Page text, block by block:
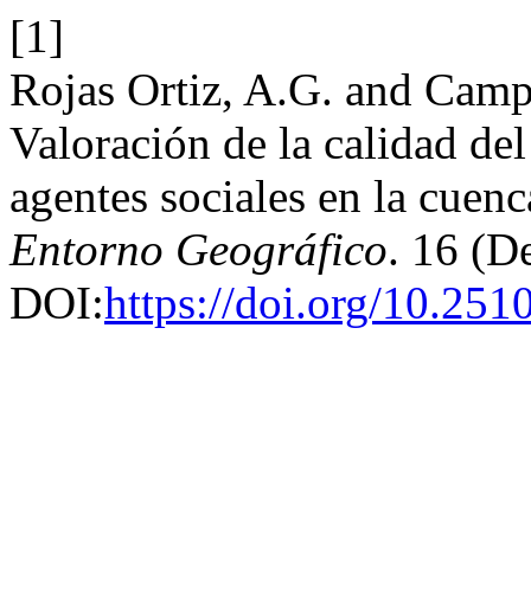
[1]
Rojas Ortiz, A.G. and
Valoración de la calidad
agentes sociales en la
Entorno Geográfico. 16
DOI:https://doi.org/